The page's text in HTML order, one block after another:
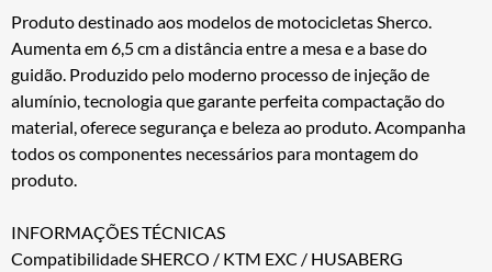
Produto destinado aos modelos de motocicletas Sherco.
Aumenta em 6,5 cm a distância entre a mesa e a base do
guidão. Produzido pelo moderno processo de injeção de
alumínio, tecnologia que garante perfeita compactação do
material, oferece segurança e beleza ao produto. Acompanha
todos os componentes necessários para montagem do
produto.
INFORMAÇÕES TÉCNICAS
Compatibilidade SHERCO / KTM EXC / HUSABERG